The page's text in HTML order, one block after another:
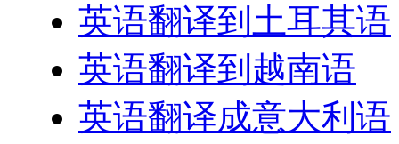
英语翻译到土耳其语
英语翻译到越南语
英语翻译成意大利语